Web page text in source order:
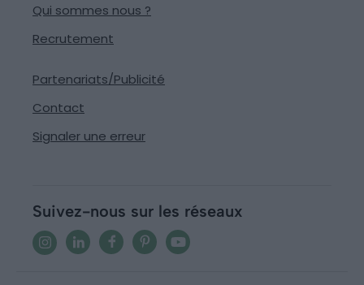
Qui sommes nous ?
Recrutement
Partenariats/Publicité
Contact
Signaler une erreur
Suivez-nous sur les réseaux